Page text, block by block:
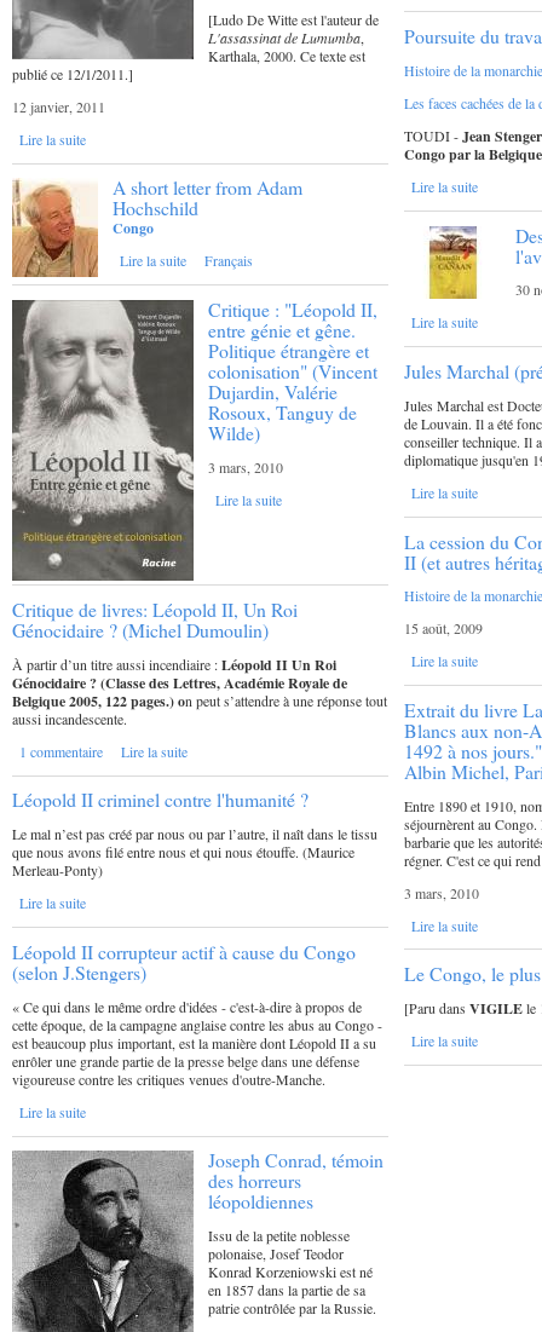
[Ludo De Witte est l'auteur de
L'assassinat de Lumumba,
Karthala, 2000. Ce texte est
publié ce 12/1/2011.]
12 janvier, 2011
Lire la suite
A short letter from Adam
Hochschild
Congo
Lire la suite Français
Critique : "Léopold II,
entre génie et gêne.
Politique étrangère et
colonisation" (Vincent
Dujardin, Valérie
Rosoux, Tanguy de
Wilde)
3 mars, 2010
Lire la suite
Critique de livres: Léopold II, Un Roi
Génocidaire ? (Michel Dumoulin)
À partir d’un titre aussi incendiaire :Léopold II Un Roi
Génocidaire ?(Classe des Lettres, Académie Royale de
Belgique 2005, 122 pages.)on peut s’attendre à une réponse tout
aussi incandescente.
1 commentaire
Lire la suite
Léopold II criminel contre l'humanité ?
Le mal n’est pas créé par nous ou par l’autre, il naît dans le tissu
que nous avons filé entre nous et qui nous étouffe. (Maurice
Merleau-Ponty)
Lire la suite
Léopold II corrupteur actif à cause du Congo
(selon J.Stengers)
« Ce qui dans le même ordre d'idées - c'est-à-dire à propos de
cette époque, de la campagne anglaise contre les abus au Congo -
est beaucoup plus important, est la manière dont Léopold II a su
enrôler une grande partie de la presse belge dans une défense
vigoureuse contre les critiques venues d'outre-Manche.
Lire la suite
Joseph Conrad, témoin
des horreurs
léopoldiennes
Issu de la petite noblesse
polonaise, Josef Teodor
Konrad Korzeniowski est né
en 1857 dans la partie de sa
patrie contrôlée par la Russie.
Poursuite du
Histoire de la
Les faces cachées de la
TOUDI -Jean
Congo par la
Lire la suite
30
Lire la suite
Jules Marchal
Jules Marchal est
de Louvain. Il a été
conseiller technique. Il
diplomatique jusqu'en
Lire la suite
La cession du
II (et autres
Histoire de la
15 août, 2009
Lire la suite
Extrait du livre
Blancs aux non-
1492 à nos
Albin Michel,
Entre 1890 et 1910,
séjournèrent au
barbarie que les
régner. C'est ce qui
3 mars, 2010
Lire la suite
Le Congo, le
[Paru dansVIGILEle
Lire la suite